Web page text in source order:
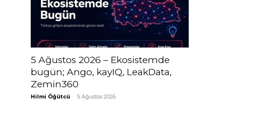
5 Ağustos 2026 – Ekosistemde
bugün; Ango, kayIQ, LeakData,
Zemin360
Hilmi Öğütcü - 5 Ağustos 2026